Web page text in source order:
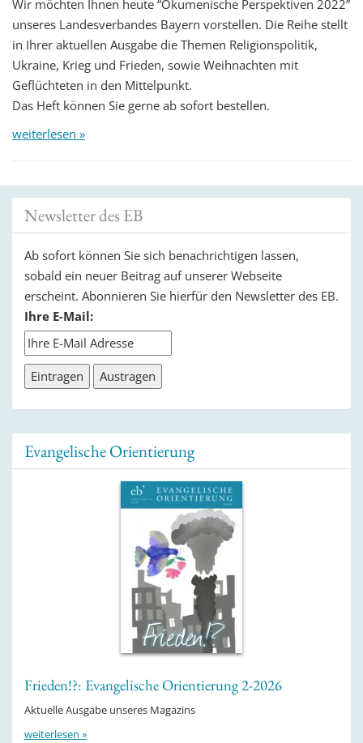
Wir möchten Ihnen heute “Ökumenische Perspektiven 2022”
unseres Landesverbandes Bayern vorstellen. Die Reihe stellt
in Ihrer aktuellen Ausgabe die Themen Religionspolitik,
Ukraine, Krieg und Frieden, sowie Weihnachten mit
Geflüchteten in den Mittelpunkt.
Das Heft können Sie gerne ab sofort bestellen.
weiterlesen »
Newsletter des EB
Ab sofort können Sie sich benachrichtigen lassen,
sobald ein neuer Beitrag auf unserer Webseite
erscheint. Abonnieren Sie hierfür den Newsletter des EB.
Ihre E-Mail:
Evangelische Orientierung
Frieden!?: Evangelische Orientierung 2-2026
Aktuelle Ausgabe unseres Magazins
weiterlesen »